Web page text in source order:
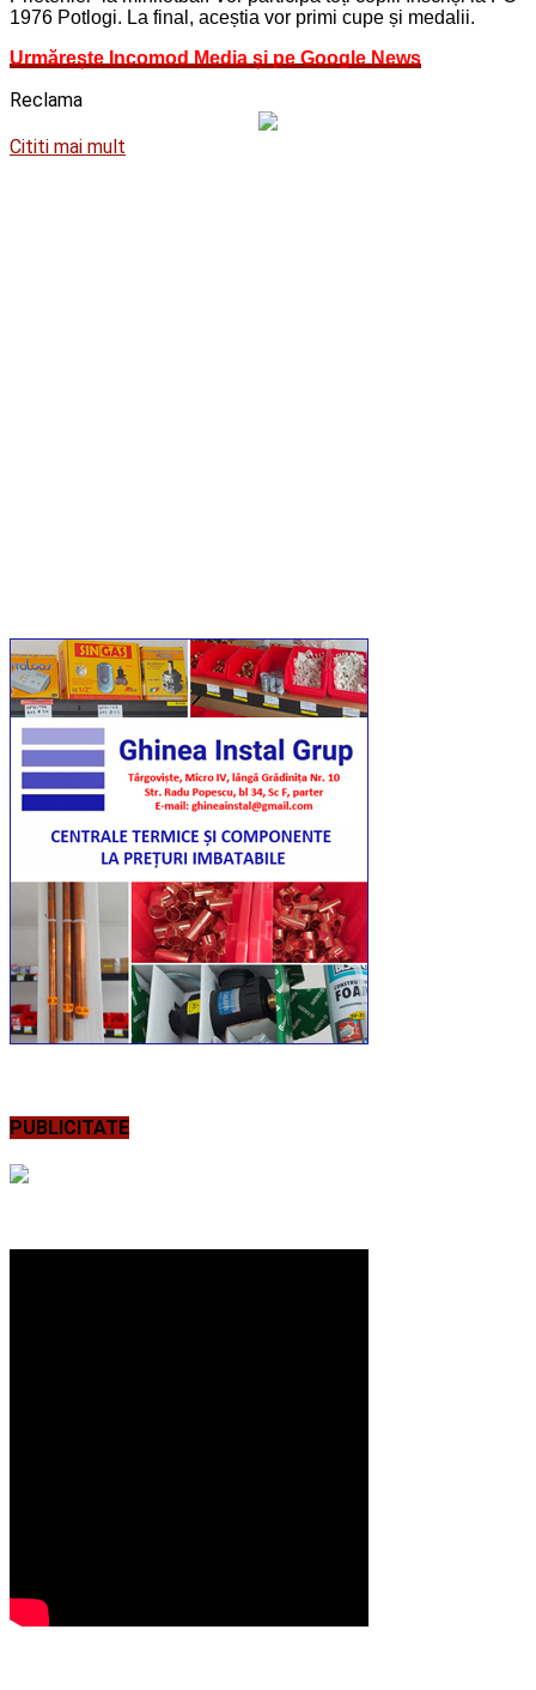
1976 Potlogi. La final, aceștia vor primi cupe și medalii.
Urmărește Incomod Media și pe Google News
Reclama
Cititi mai mult
PUBLICITATE